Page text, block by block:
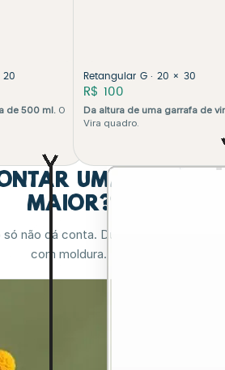
20
de 500 ml. O
Retangular G · 20 × 30
R$ 100
Da altura de uma garrafa de
Vira quadro.
uma história
maior?
não dá conta. Duo, Trio e Mural já
com moldura.